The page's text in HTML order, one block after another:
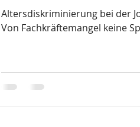
Altersdiskriminierung bei der
Von Fachkräftemangel keine